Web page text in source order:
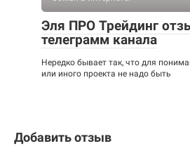
Эля ПРО Трейдинг
телеграмм канала
Нередко бывает так, что для
или иного проекта не надо быть
Добавить отзыв